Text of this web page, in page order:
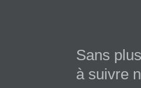
Sans
à suivre